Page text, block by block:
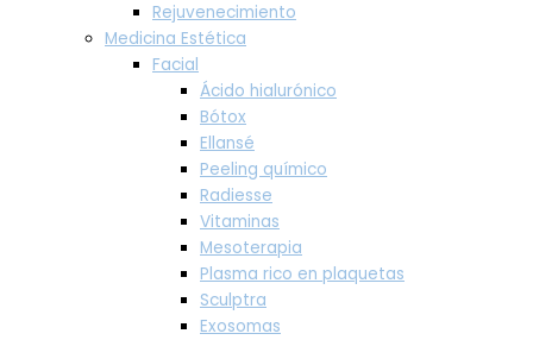
Rejuvenecimiento
Medicina Estética
Facial
Ácido hialurónico
Bótox
Ellansé
Peeling químico
Radiesse
Vitaminas
Mesoterapia
Plasma rico en plaquetas
Sculptra
Exosomas